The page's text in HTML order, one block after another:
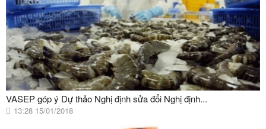
VASEP góp ý Dự thảo Nghị định sửa đổi Nghị định...
13:28 15/01/2018